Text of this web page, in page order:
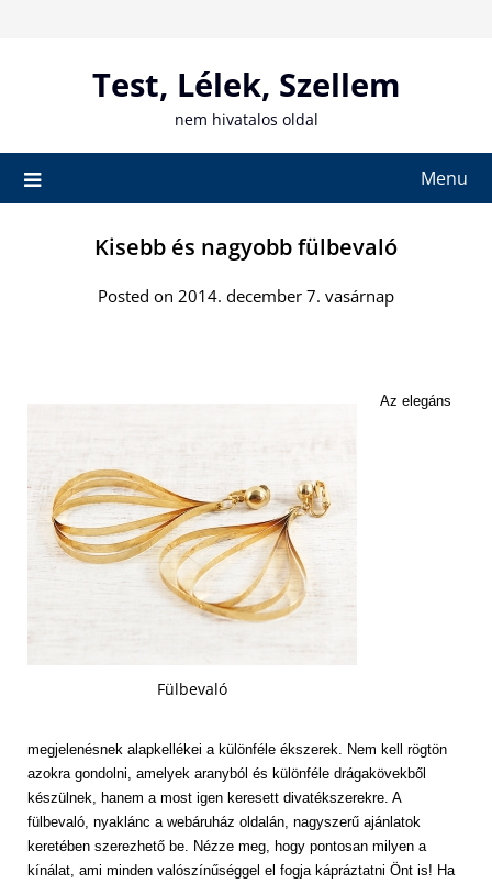
Test, Lélek, Szellem
nem hivatalos oldal
Menu
Kisebb és nagyobb fülbevaló
Posted on 2014. december 7. vasárnap
Fülbevaló
Az elegáns
megjelenésnek alapkellékei a különféle ékszerek. Nem kell rögtön
azokra gondolni, amelyek aranyból és különféle drágakövekből
készülnek, hanem a most igen keresett divatékszerekre. A
fülbevaló, nyaklánc a webáruház oldalán, nagyszerű ajánlatok
keretében szerezhető be. Nézze meg, hogy pontosan milyen a
kínálat, ami minden valószínűséggel el fogja kápráztatni Önt is! Ha